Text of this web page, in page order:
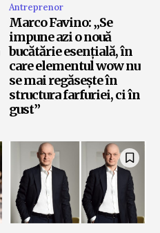
Antreprenor
Marco Favino: „Se
impune azi o nouă
bucătărie esențială, în
care elementul wow nu
se mai regăsește în
structura farfuriei, ci în
gust”